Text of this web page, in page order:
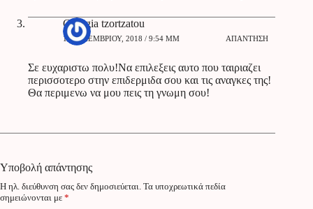
Georgia tzortzatou
18 ΔΕΚΕΜΒΡΊΟΥ, 2018 / 9:54 ΜΜ ΑΠΆΝΤΗΣΗ
Σε ευχαριστω πολυ!Να επιλεξεις αυτο που ταιριαζει
περισσοτερο στην επιδερμιδα σου και τις αναγκες της!
Θα περιμενω να μου πεις τη γνωμη σου!
Υποβολή απάντησης
Η ηλ. διεύθυνση σας δεν δημοσιεύεται. Τα υποχρεωτικά πεδία
σημειώνονται με *